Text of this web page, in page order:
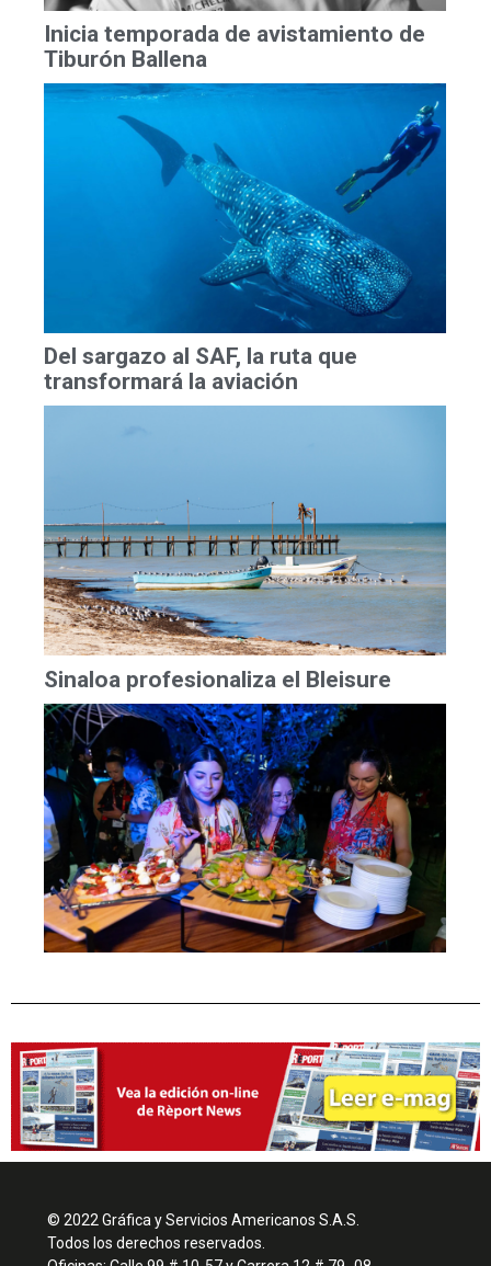
Inicia temporada de avistamiento de
Tiburón Ballena
Del sargazo al SAF, la ruta que
transformará la aviación
Sinaloa profesionaliza el Bleisure
© 2022 Gráfica y Servicios Americanos S.A.S.
Todos los derechos reservados.